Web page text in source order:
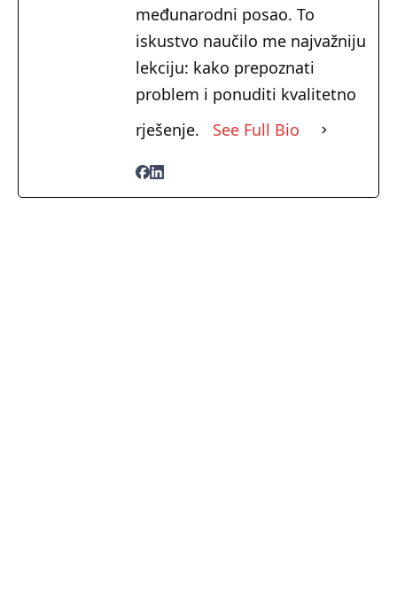
međunarodni posao. To
iskustvo naučilo me najvažniju
lekciju: kako prepoznati
problem i ponuditi kvalitetno
rješenje.
See Full Bio